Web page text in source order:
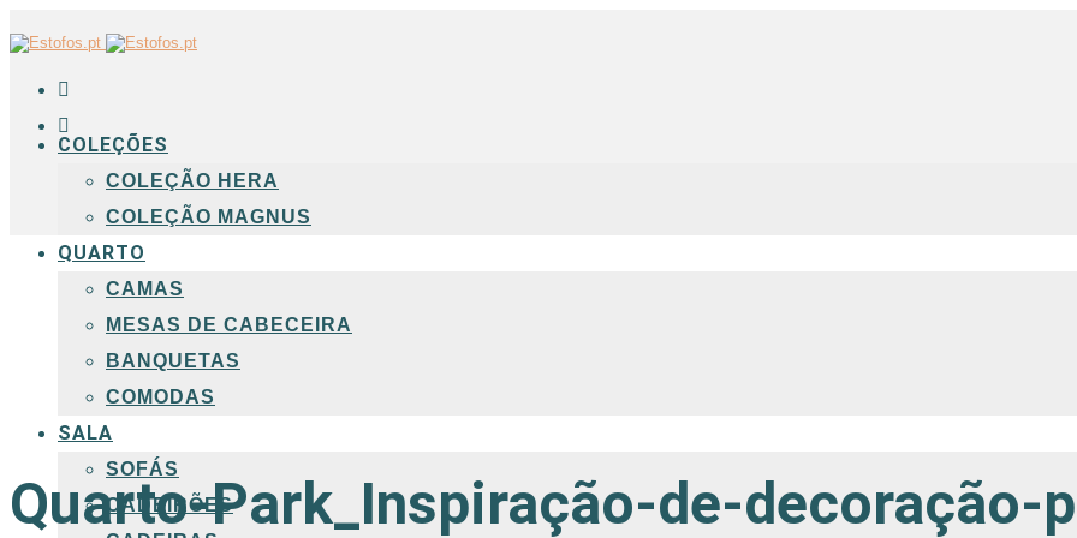
COLEÇÕES
COLEÇÃO HERA
COLEÇÃO MAGNUS
QUARTO
CAMAS
MESAS DE CABECEIRA
BANQUETAS
COMODAS
SALA
SOFÁS
CADEIRÕES
Quarto-Park_Inspiração-de-decoração-